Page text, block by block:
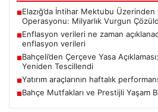
■Elazığ’da İntihar Mektubu
Operasyonu: Milyarlık Vurgun
■Enflasyon verileri ne zaman
enflasyon verileri
■Bahçeli’den Çerçeve Yasa
Yeniden Tescillendi
■Yatırım araçlarının haftalık
■Bahçe Mutfakları ve Prestijli Yaşam